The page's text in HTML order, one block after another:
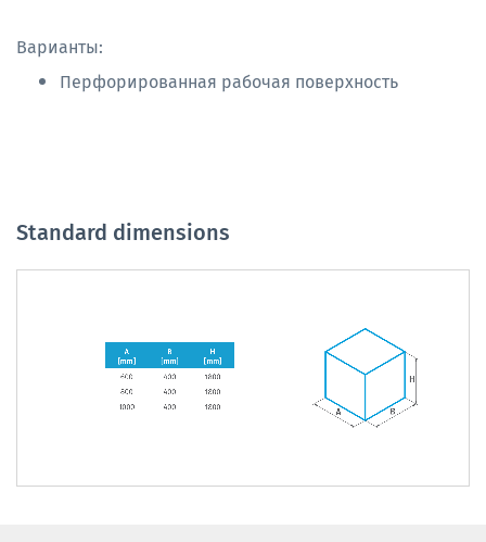
Варианты:
Перфорированная рабочая поверхность
Standard dimensions